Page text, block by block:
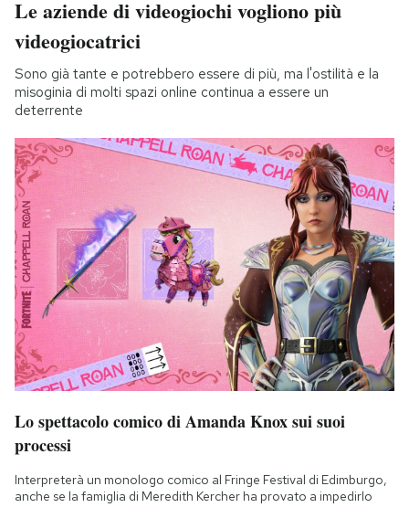
Le aziende di videogiochi vogliono più
videogiocatrici
Sono già tante e potrebbero essere di più, ma l'ostilità e la
misoginia di molti spazi online continua a essere un
deterrente
Lo spettacolo comico di Amanda Knox sui suoi
processi
Interpreterà un monologo comico al Fringe Festival di Edimburgo,
anche se la famiglia di Meredith Kercher ha provato a impedirlo